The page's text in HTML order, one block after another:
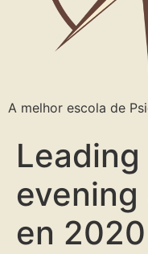
A melhor escola de
Leading
en 2020